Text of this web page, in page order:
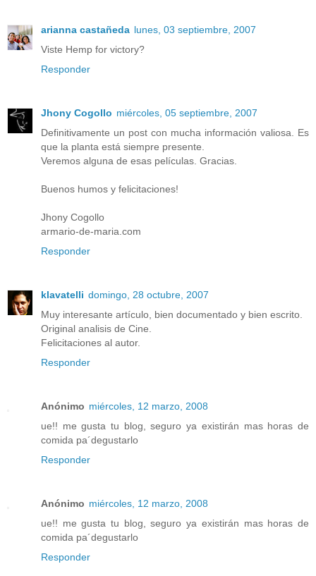
arianna castañeda lunes, 03 septiembre, 2007
Viste Hemp for victory?
Responder
Jhony Cogollo miércoles, 05 septiembre, 2007
Definitivamente un post con mucha información valiosa. Es
que la planta está siempre presente.
Veremos alguna de esas películas. Gracias.
Buenos humos y felicitaciones!
Jhony Cogollo
armario-de-maria.com
Responder
klavatelli domingo, 28 octubre, 2007
Muy interesante artículo, bien documentado y bien escrito.
Original analisis de Cine.
Felicitaciones al autor.
Responder
Anónimo miércoles, 12 marzo, 2008
ue!! me gusta tu blog, seguro ya existirán mas horas de
comida pa´degustarlo
Responder
Anónimo miércoles, 12 marzo, 2008
ue!! me gusta tu blog, seguro ya existirán mas horas de
comida pa´degustarlo
Responder